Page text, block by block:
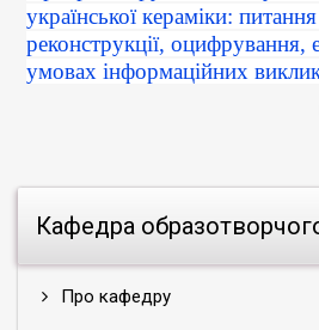
Кафедра
Про кафедру
української кераміки:
реконструкції, оцифрування,
умовах інформаційних